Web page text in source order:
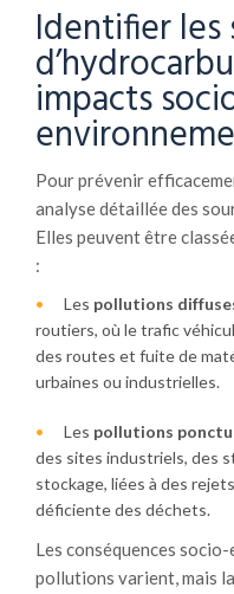
Identifier les
impacts
Pour prévenir
analyse détaillée des
Elles peuvent être
:
Les pollutions
routiers, où le trafic
des routes et fuite de
urbaines ou industrielles.
Les pollutions
des sites industriels, des
stockage, liées à des
déficiente des déchets.
Les conséquences
pollutions varient, mais